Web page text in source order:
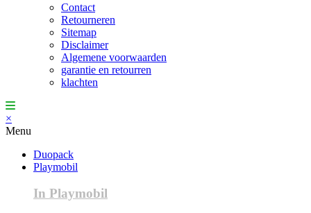
Contact
Retourneren
Sitemap
Disclaimer
Algemene voorwaarden
garantie en retourren
klachten
×
Menu
Duopack
Playmobil
In Playmobil